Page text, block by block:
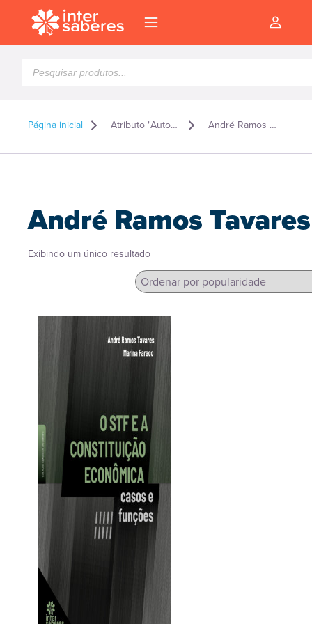
produtos
Página inicial Atributo "Autor" de produto André Ramos Tavares
André Ramos Tavares
Exibindo um único resultado